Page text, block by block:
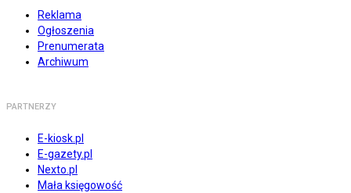
Reklama
Ogłoszenia
Prenumerata
Archiwum
PARTNERZY
E-kiosk.pl
E-gazety.pl
Nexto.pl
Mała księgowość